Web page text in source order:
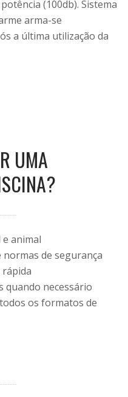
(100db). Sistema
arma-se
a última utilização da
UMA
animal
de segurança
rápida
quando necessário
os formatos de